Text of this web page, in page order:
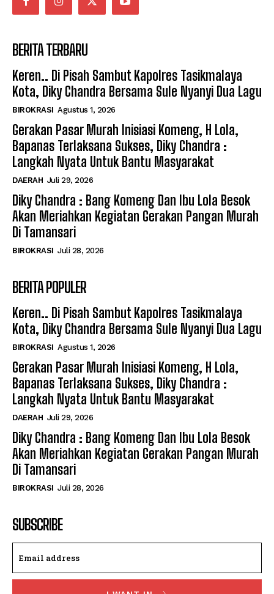
BERITA TERBARU
Keren.. Di Pisah Sambut Kapolres Tasikmalaya
Kota, Diky Chandra Bersama Sule Nyanyi Dua Lagu
BIROKRASI Agustus 1, 2026
Gerakan Pasar Murah Inisiasi Komeng, H Lola,
Bapanas Terlaksana Sukses, Diky Chandra :
Langkah Nyata Untuk Bantu Masyarakat
DAERAH Juli 29, 2026
Diky Chandra : Bang Komeng Dan Ibu Lola Besok
Akan Meriahkan Kegiatan Gerakan Pangan Murah
Di Tamansari
BIROKRASI Juli 28, 2026
BERITA POPULER
Keren.. Di Pisah Sambut Kapolres Tasikmalaya
Kota, Diky Chandra Bersama Sule Nyanyi Dua Lagu
BIROKRASI Agustus 1, 2026
Gerakan Pasar Murah Inisiasi Komeng, H Lola,
Bapanas Terlaksana Sukses, Diky Chandra :
Langkah Nyata Untuk Bantu Masyarakat
DAERAH Juli 29, 2026
Diky Chandra : Bang Komeng Dan Ibu Lola Besok
Akan Meriahkan Kegiatan Gerakan Pangan Murah
Di Tamansari
BIROKRASI Juli 28, 2026
SUBSCRIBE